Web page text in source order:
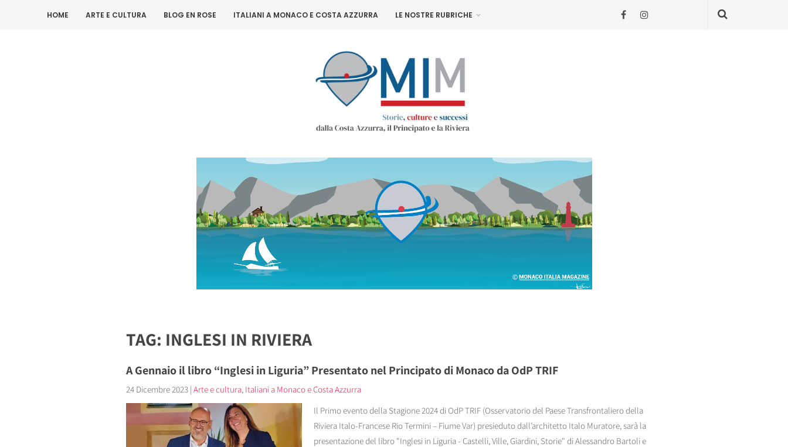
HOME ARTE E CULTURA BLOG EN ROSE ITALIANI A MONACO E COSTA AZZURRA LE NOSTRE RUBRICHE
TAG: INGLESI IN RIVIERA
A Gennaio il libro “Inglesi in Liguria” Presentato nel Principato di Monaco da OdP TRIF
24 Dicembre 2023 | Arte e cultura, Italiani a Monaco e Costa Azzurra
Il Primo evento della Stagione 2024 di OdP TRIF (Osservatorio del Paese Transfrontaliero della
Riviera Italo-Francese Rio Termini – Fiume Var) presieduto dall’architetto Italo Muratore, sarà la
presentazione del libro "Inglesi in Liguria - Castelli, Ville, Giardini, Storie" di Alessandro Bartoli e